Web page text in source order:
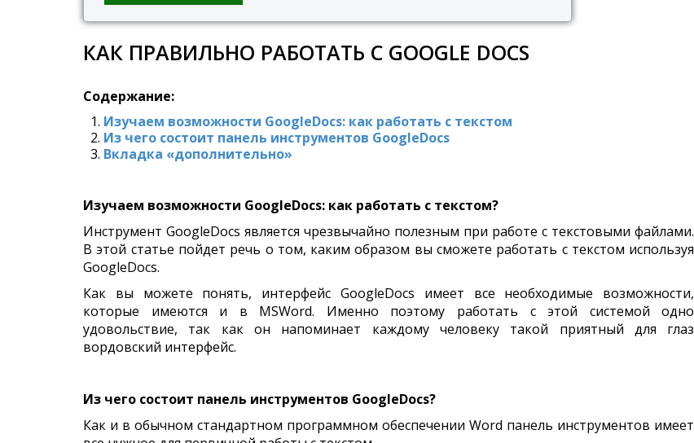
КАК ПРАВИЛЬНО РАБОТАТЬ С GOOGLE DOCS
Содержание:
Изучаем возможности GoogleDocs: как работать с текстом
Из чего состоит панель инструментов GoogleDocs
Вкладка «дополнительно»
Изучаем возможности GoogleDocs: как работать с текстом?
Инструмент GoogleDocs является чрезвычайно полезным при работе с текстовыми файлами.
В этой статье пойдет речь о том, каким образом вы сможете работать с текстом используя
GoogleDocs.
Как вы можете понять, интерфейс GoogleDocs имеет все необходимые возможности,
которые имеются и в MSWord. Именно поэтому работать с этой системой одно
удовольствие, так как он напоминает каждому человеку такой приятный для глаз
вордовский интерфейс.
Из чего состоит панель инструментов GoogleDocs?
Как и в обычном стандартном программном обеспечении Word панель инструментов имеет